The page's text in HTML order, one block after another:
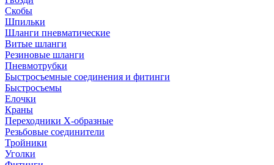
Скобы
Шпильки
Шланги пневматические
Витые шланги
Резиновые шланги
Пневмотрубки
Быстросъемные соединения и фитинги
Быстросъемы
Елочки
Краны
Переходники Х-образные
Резьбовые соединители
Тройники
Уголки